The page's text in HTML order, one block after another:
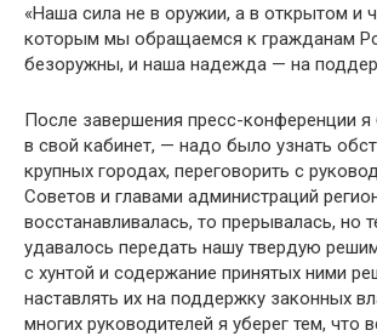
«Наша сила не в оружии, а в открытом и
ко­торым мы обращаемся к гражданам
безоружны, и наша надежда — на
После завершения пресс-конференции
в свой кабинет, — надо было узнать
крупных городах, переговорить с
Советов и главами администраций
восстанавливалась, то прерывалась, но
удавалось передать нашу твер­дую
с хунтой и содержание принятых ними
наставлять их на поддержку законных
многих руководителей я уберег тем, что